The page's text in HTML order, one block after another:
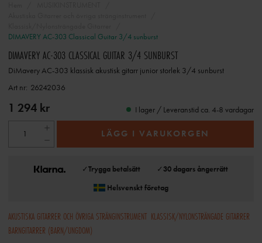
DIMAVERY AC-303 Classical Guitar 3/4 sunburst
DIMAVERY AC-303 CLASSICAL GUITAR 3/4 SUNBURST
DiMavery AC-303 klassisk akustisk gitarr junior storlek 3/4 sunburst
Art nr: 26242036
1 294 kr I lager / Leveranstid ca. 4-8 vardagar
LÄGG I VARUKORGEN
✓Trygga betalsätt ✓30 dagars ångerrätt
Helsvenskt företag
AKUSTISKA GITARRER OCH ÖVRIGA STRÄNGINSTRUMENT KLASSISK/NYLONSTRÄNGADE GITARRER
BARNGITARRER (BARN/UNGDOM)